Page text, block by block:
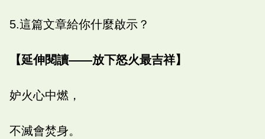
5.這篇文章給你什麼啟示？
【延伸閱讀——放下怒火最吉祥】
妒火心中燃，
不滅會焚身。